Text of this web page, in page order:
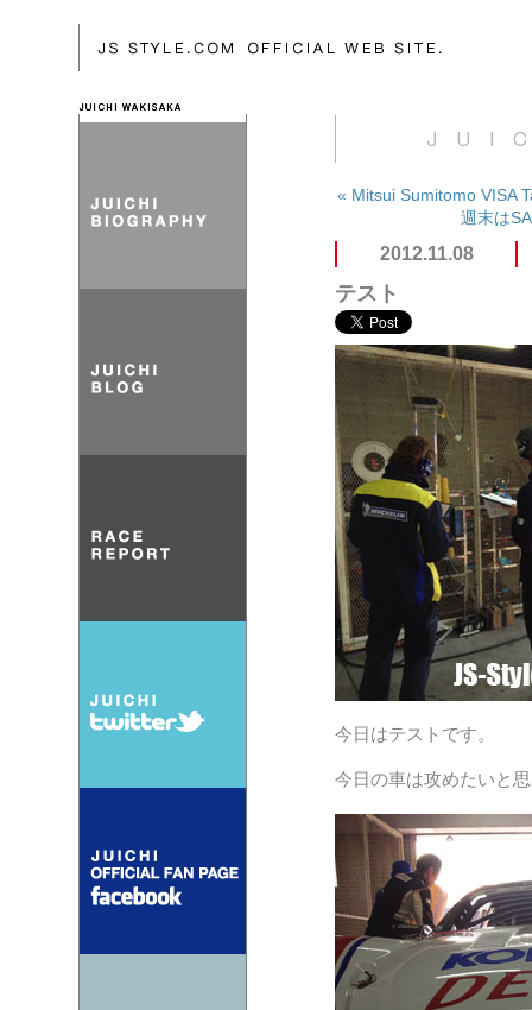
« Mitsui Sumitomo VISA
週末は
2012.11.08
テスト
今日はテストです。
今日の車は攻めたいと